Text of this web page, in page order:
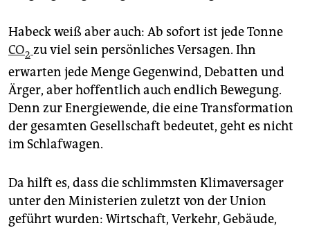
Habeck weiß aber auch: Ab sofort ist jede Tonne
CO2 zu viel sein persönliches Versagen. Ihn
erwarten jede Menge Gegenwind, Debatten und
Ärger, aber hoffentlich auch endlich Bewegung.
Denn zur Energiewende, die eine Transformation
der gesamten Gesellschaft bedeutet, geht es nicht
im Schlafwagen.
Da hilft es, dass die schlimmsten Klimaversager
unter den Ministerien zuletzt von der Union
geführt wurden: Wirtschaft, Verkehr, Gebäude,